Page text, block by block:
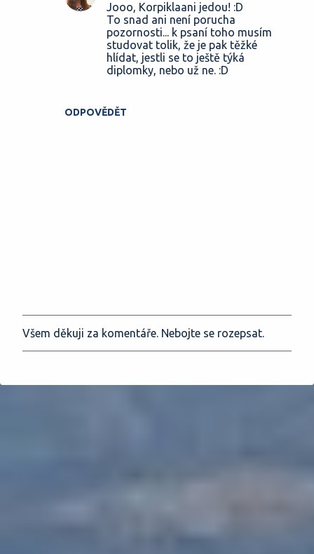
ODPOVĚDĚT
Jooo, Korpiklaani jedou! :D
To snad ani není porucha
pozornosti... k psaní toho musím
studovat tolik, že je pak těžké
hlídat, jestli se to ještě týká
diplomky, nebo už ne. :D
O
k
e
Všem děkuji za komentáře. Nebojte se rozepsat.